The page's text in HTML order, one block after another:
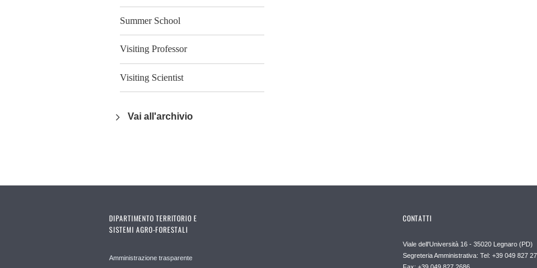
Summer School
Visiting Professor
Visiting Scientist
Vai all'archivio
DIPARTIMENTO TERRITORIO E
SISTEMI AGRO-FORESTALI
Amministrazione trasparente
CONTATTI
Viale dell'Università 16 - 35020 Legnaro (PD)
Segreteria Amministrativa: Tel: +39 049 827